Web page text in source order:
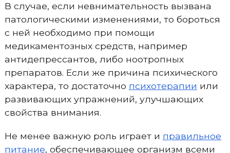
В случае, если невнимательность вызвана
патологическими изменениями, то бороться
с ней необходимо при помощи
медикаментозных средств, например
антидепрессантов, либо ноотропных
препаратов. Если же причина психического
характера, то достаточно психотерапии или
развивающих упражнений, улучшающих
свойства внимания.
Не менее важную роль играет и правильное
питание, обеспечивающее организм всеми